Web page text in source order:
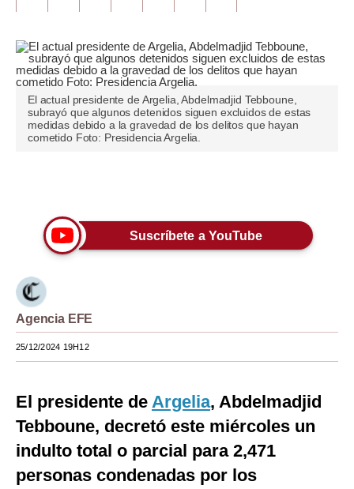
Editorial
Pregunta de hoy
Blogs
Viajes
Moda
Estilos
Mundo
EEUU
España
Internacional
Tecnología
El actual presidente de Argelia, Abdelmadjid Tebboune,
subrayó que algunos detenidos siguen excluidos de estas
medidas debido a la gravedad de los delitos que hayan
cometido Foto: Presidencia Argelia.
Suscríbete a YouTube
Agencia EFE
25/12/2024 19H12
El presidente de Argelia, Abdelmadjid
Tebboune, decretó este miércoles un
indulto total o parcial para 2,471
personas condenadas por los